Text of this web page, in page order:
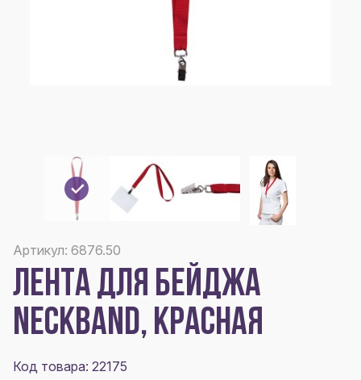
Артикул: 6876.50
ЛЕНТА ДЛЯ БЕЙДЖА
NECKBAND, КРАСНАЯ
Код товара: 22175